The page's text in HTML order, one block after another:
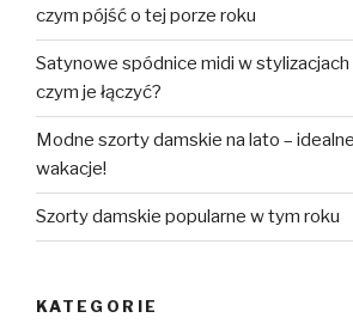
czym pójść o tej porze roku
Satynowe spódnice midi w stylizacjach
czym je łączyć?
Modne szorty damskie na lato –
wakacje!
Szorty damskie popularne w tym roku
KATEGORIE